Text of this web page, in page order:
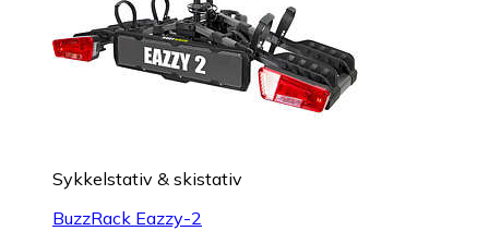
Sykkelstativ & skistativ
BuzzRack Eazzy-2